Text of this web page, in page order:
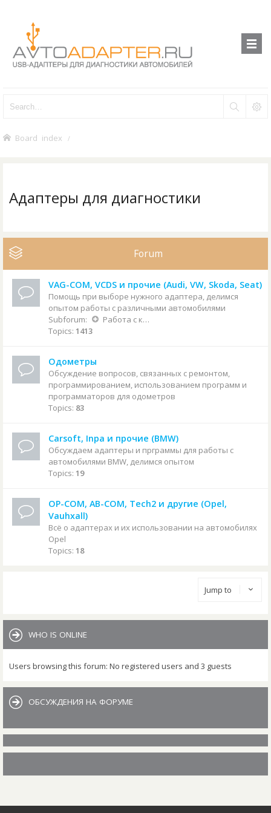
Board index
Адаптеры для диагностики
Forum
VAG-COM, VCDS и прочие (Audi, VW, Skoda, Seat)
Помощь при выборе нужного адаптера, делимся
опытом работы с различными автомобилями
Subforum:
Работа с конкретными автомобилями
Topics: 1413
Одометры
Обсуждение вопросов, связанных с ремонтом,
программированием, использованием программ и
программаторов для одометров
Topics: 83
Carsoft, Inpa и прочие (BMW)
Обсуждаем адаптеры и прграммы для работы с
автомобилями BMW, делимся опытом
Topics: 19
OP-COM, AB-COM, Tech2 и другие (Opel,
Vauhxall)
Всё о адаптерах и их использовании на автомобилях
Opel
Topics: 18
Jump to
WHO IS ONLINE
Users browsing this forum: No registered users and 3 guests
ОБСУЖДЕНИЯ НА ФОРУМЕ